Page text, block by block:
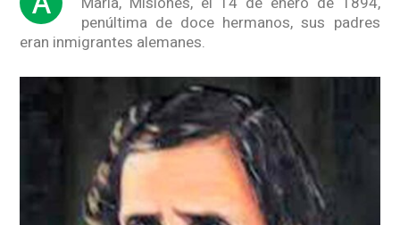
penúltima de doce hermanos, sus padres
eran inmigrantes alemanes.